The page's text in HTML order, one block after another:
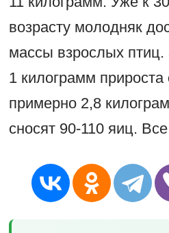
возрасту молодняк
массы взрослых
1 килограмм прироста
примерно 2,8
сносят 90-110 яиц. Все